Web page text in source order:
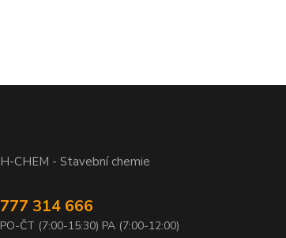
H-CHEM - Stavební chemie
777 314 666
PO-ČT (7:00-15:30) PA (7:00-12:00)